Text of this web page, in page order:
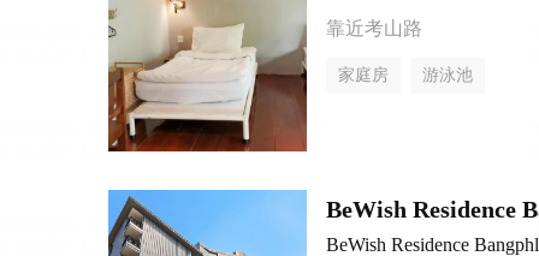
靠近考山路
家庭房 游泳池
BeWish Residence
BeWish Residence